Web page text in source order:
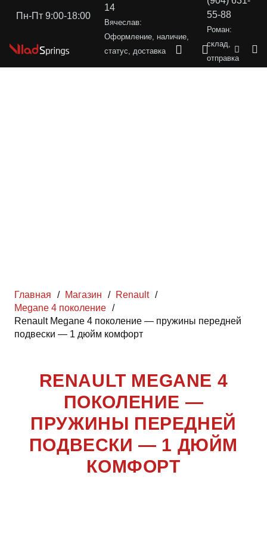
Пн-Пт 9:00-18:00
14
Вячеслав:
Оформление, наличие,
статус, доставка
55-88
Роман:
склад,
отправка
Главная / Магазин / Renault /
Megane 4 поколение /
Renault Megane 4 поколение — пружины передней
подвески — 1 дюйм комфорт
RENAULT MEGANE 4
ПОКОЛЕНИЕ —
ПРУЖИНЫ ПЕРЕДНЕЙ
ПОДВЕСКИ — 1 ДЮЙМ
КОМФОРТ